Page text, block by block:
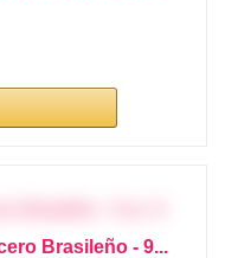
Brasileño - 9...